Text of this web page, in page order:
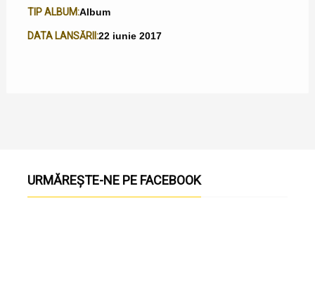
TIP ALBUM:Album
DATA LANSĂRII:22 iunie 2017
URMĂREȘTE-NE PE FACEBOOK